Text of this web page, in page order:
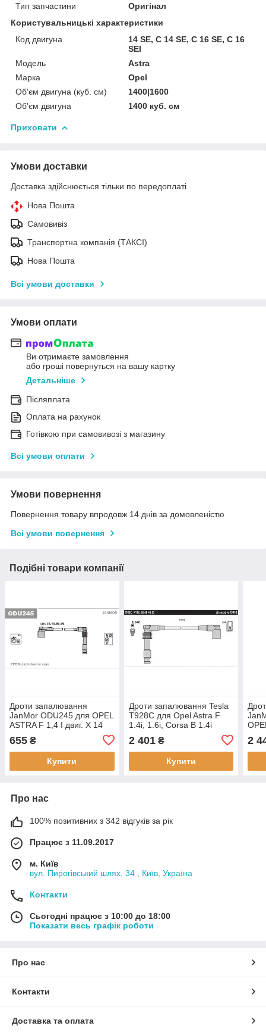
Тип запчастини
Оригінал
Користувальницькі характеристики
Код двигуна
14 SE, C 14 SE, C 16 SE, C 16
SEI
Мoдель
Astra
Марка
Opel
Об'єм двигуна (куб. см)
1400|1600
Об'єм двигуна
1400 куб. cм
Приховати
Умови доставки
Доставка здійснюється тільки по передоплаті.
Нова Пошта
Самовивіз
Транспортна компанія (ТАКСІ)
Нова Пошта
Всі умови доставки
Умови оплати
Ви отримаєте замовлення
або гроші повернуться на вашу картку
Детальніше
Післяплата
Оплата на рахунок
Готівкою при самовивозі з магазину
Всі умови оплати
Умови повернення
Повернення товару впродовж 14 днів за домовленістю
Всі умови повернення
Подібні товари компанії
Дроти запалювання
JanMor ODU245 для OPEL
ASTRA F 1,4 I двиг. X 14
двиг. X 14 XE, C 14 SEL,
1,6 GSI 16V двиг.
655 ₴
Купити
Дроти запалювання Tesla
T928C для Opel Astra F
1.4i, 1.6i, Corsa B 1.4i
2 401₴
Купити
1,6
2
Про нас
100% позитивних з 342 відгуків за рік
Працює з 11.09.2017
м. Київ
вул. Пирогівський шлях, 34 , Київ, Україна
Контакти
Сьогодні працює з 10:00 до 18:00
Показати весь графік роботи
Про нас
Контакти
Доставка та оплата